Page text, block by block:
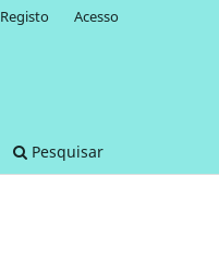
Pesquisar
Registo Acesso